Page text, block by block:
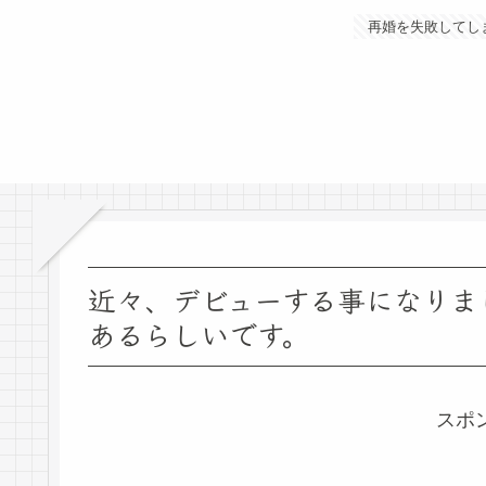
再婚を失敗してし
近々、デビューする事になり
あるらしいです。
スポ